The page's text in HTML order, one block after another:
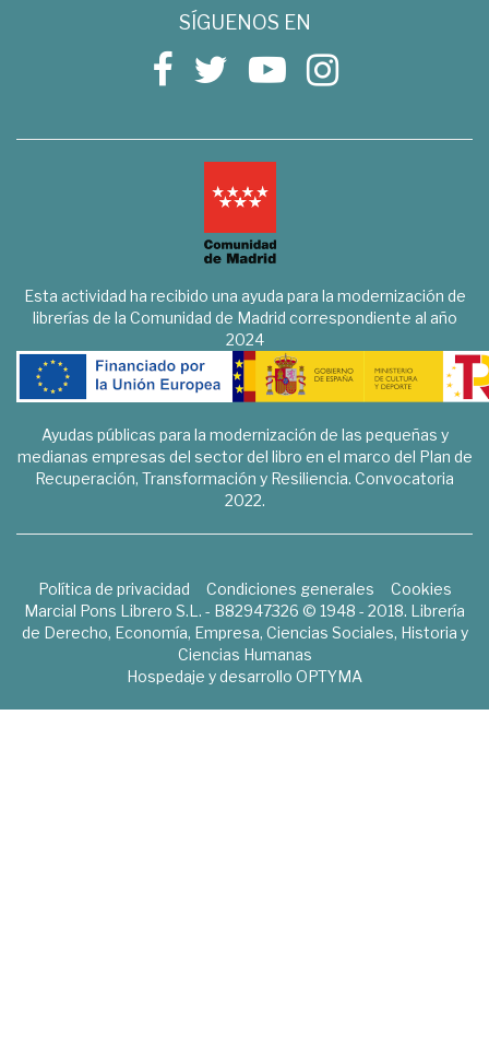
SÍGUENOS EN
Esta actividad ha recibido una ayuda para la modernización de
librerías de la Comunidad de Madrid correspondiente al año
2024
Ayudas públicas para la modernización de las pequeñas y
medianas empresas del sector del libro en el marco del Plan de
Recuperación, Transformación y Resiliencia. Convocatoria
2022.
Política de privacidad Condiciones generales
Cookies
Marcial Pons Librero S.L. - B82947326 © 1948 - 2018. Librería
de Derecho, Economía, Empresa, Ciencias Sociales, Historia y
Ciencias Humanas
Hospedaje y desarrollo OPTYMA